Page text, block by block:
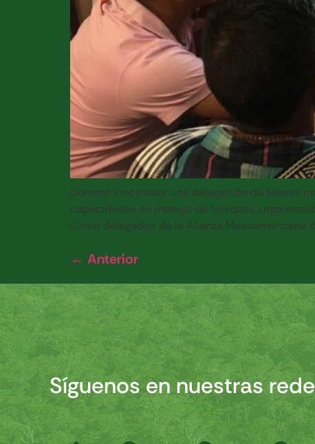
Durante cinco días, una delegación de líderes
capacidades en manejo de bosques,
Cinco delegados de la Alianza Mesoamericana
← Anterior
Síguenos en nuestras